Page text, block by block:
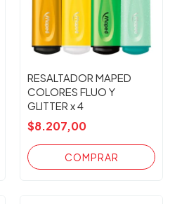
RESALTADOR MAPED
COLORES FLUO Y
GLITTER x 4
$8.207,00